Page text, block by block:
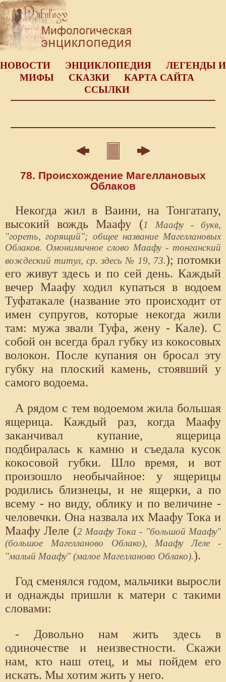
НОВОСТИ ЭНЦИКЛОПЕДИЯ
ЛЕГЕНДЫ И
МИФЫ
СКАЗКИ
КАРТА САЙТА
ССЫЛКИ
78. Происхождение Магеллановых
Облаков
Некогда жил в Ваини, на Тонгатапу,
высокий вождь Маафу (1 Маафу - букв,
"гореть, горящий"; общее название Магеллановых
Облаков. Омонимичное слово Маафу - тонганский
вождеский титул, ср. здесь № 19, 73.); потомки
его живут здесь и по сей день. Каждый
вечер Маафу ходил купаться в водоем
Туфатакале (название это происходит от
имен супругов, которые некогда жили
там: мужа звали Туфа, жену - Кале). С
собой он всегда брал губку из кокосовых
волокон. После купания он бросал эту
губку на плоский камень, стоявший у
самого водоема.
А рядом с тем водоемом жила большая
ящерица. Каждый раз, когда Маафу
заканчивал купание, ящерица
подбиралась к камню и съедала кусок
кокосовой губки. Шло время, и вот
произошло необычайное: у ящерицы
родились близнецы, и не ящерки, а по
всему - но виду, облику и по величине -
человечки. Она назвала их Маафу Тока и
Маафу Леле (2 Маафу Тока - "большой Маафу"
(большое Магелланово Облако), Маафу Леле -
"малый Маафу" (малое Магелланово Облако).).
Год сменялся годом, мальчики выросли
и однажды пришли к матери с такими
словами:
- Довольно нам жить здесь в
одиночестве и неизвестности. Скажи
нам, кто наш отец, и мы пойдем его
искать. Мы хотим жить у него.